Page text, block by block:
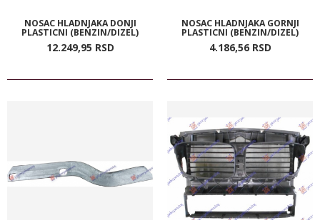
NOSAC HLADNJAKA DONJI
PLASTICNI (BENZIN/DIZEL)
12.249,95 RSD
NOSAC HLADNJAKA GORNJI
PLASTICNI (BENZIN/DIZEL)
4.186,56 RSD